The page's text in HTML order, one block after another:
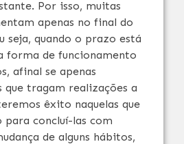
Por isso, muitas
apenas no final do
seja, quando o prazo está
forma de funcionamento
afinal se apenas
que tragam realizações a
êxito naquelas que
concluí-las com
de alguns hábitos,